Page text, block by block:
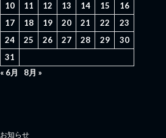
10
11 12 13 14 15
16
17
18 19 20 21 22
23
24
25 26 27 28 29
30
31
« 6月
8月 »
お知らせ